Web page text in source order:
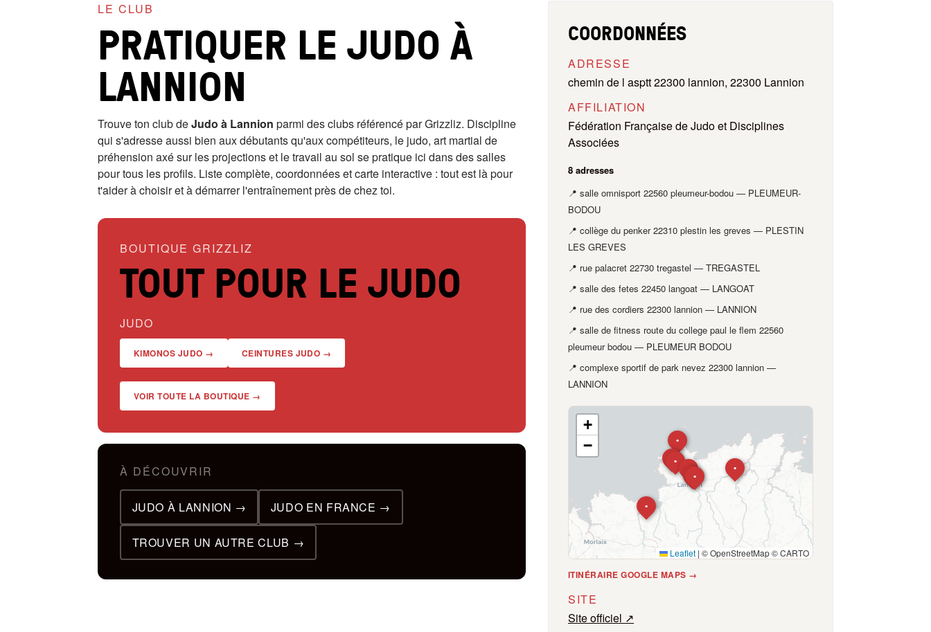
LE CLUB
PRATIQUER LE JUDO À
LANNION
Trouve ton club deJudo à Lannion parmi des clubs référencé par Grizzliz. Discipline
qui s'adresse aussi bien aux débutants qu'aux compétiteurs, le judo, art martial de
préhension axé sur les projections et le travail au sol se pratique ici dans des salles
pour tous les profils. Liste complète, coordonnées et carte interactive : tout est là pour
t'aider à choisir et à démarrer l'entraînement près de chez toi.
BOUTIQUE GRIZZLIZ
TOUT POUR LE JUDO
JUDO
KIMONOS JUDO → CEINTURES JUDO →
VOIR TOUTE LA BOUTIQUE →
À DÉCOUVRIR
JUDO À LANNION → JUDO EN FRANCE →
TROUVER UN AUTRE CLUB →
COORDONNÉES
ADRESSE
chemin de l asptt 22300 lannion, 22300 Lannion
AFFILIATION
Fédération Française de Judo et Disciplines
Associées
8 adresses
📍 salle omnisport 22560 pleumeur-bodou — PLEUMEUR-
BODOU
📍 collège du penker 22310 plestin les greves — PLESTIN
LES GREVES
📍 rue palacret 22730 tregastel — TREGASTEL
📍 salle des fetes 22450 langoat — LANGOAT
📍 rue des cordiers 22300 lannion — LANNION
📍 salle de fitness route du college paul le flem 22560
pleumeur bodou — PLEUMEUR BODOU
📍 complexe sportif de park nevez 22300 lannion —
LANNION
•
•
•
•
•
•
+
−
Leaflet | © OpenStreetMap © CARTO
ITINÉRAIRE GOOGLE MAPS →
SITE
Site officiel ↗